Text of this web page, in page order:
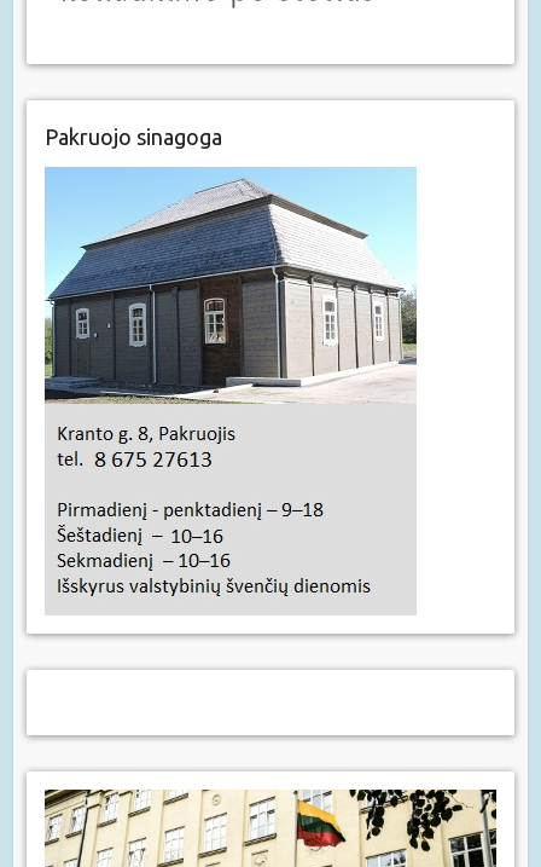
Pakruojo sinagoga